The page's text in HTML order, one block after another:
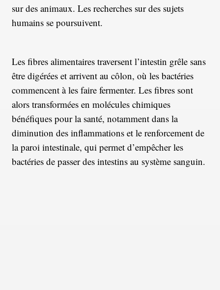
sur des animaux. Les recherches sur des sujets
humains se poursuivent.
Les fibres alimentaires traversent l’intestin grêle sans
être digérées et arrivent au côlon, où les bactéries
commencent à les faire fermenter. Les fibres sont
alors transformées en molécules chimiques
bénéfiques pour la santé, notamment dans la
diminution des inflammations et le renforcement de
la paroi intestinale, qui permet d’empêcher les
bactéries de passer des intestins au système sanguin.